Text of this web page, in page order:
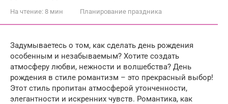
На чтение: 8 мин Планирование праздника
Задумываетесь о том, как сделать день рождения
особенным и незабываемым? Хотите создать
атмосферу любви, нежности и волшебства? День
рождения в стиле романтизм – это прекрасный выбор!
Этот стиль пропитан атмосферой утонченности,
элегантности и искренних чувств. Романтика, как